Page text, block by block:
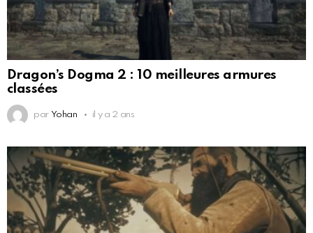
Dragon’s Dogma 2 : 10 meilleures armures
classées
par Yohan il y a 2 ans